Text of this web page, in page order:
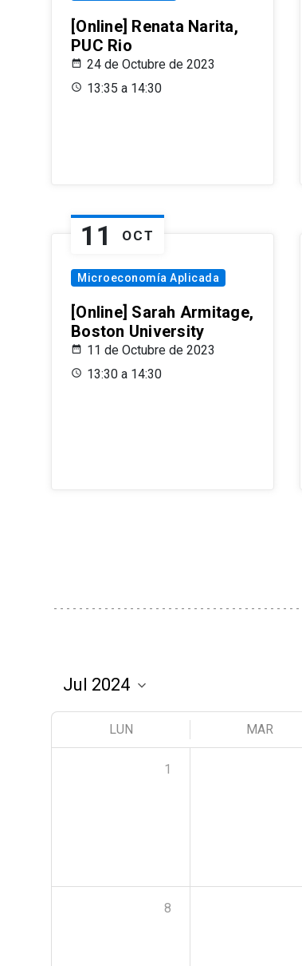
[Online] Renata Narita,
PUC Rio
24 de Octubre de 2023
13:35 a 14:30
11 OCT
Microeconomía Aplicada
[Online] Sarah Armitage,
Boston University
11 de Octubre de 2023
13:30 a 14:30
LUN MAR
1
8